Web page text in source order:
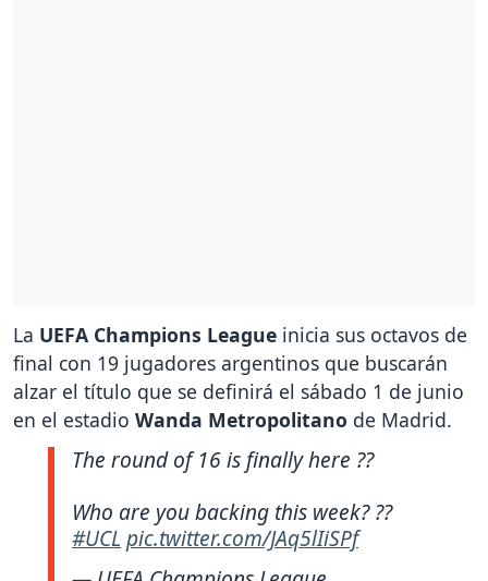
La UEFA Champions League inicia sus octavos de
final con 19 jugadores argentinos que buscarán
alzar el título que se definirá el sábado 1 de junio
en el estadio Wanda Metropolitano de Madrid.
The round of 16 is finally here ??
Who are you backing this week? ??
#UCL pic.twitter.com/JAq5lIiSPf